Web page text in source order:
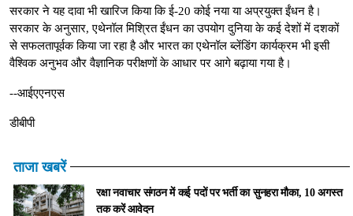
सरकार ने यह दावा भी खारिज किया कि ई-20 कोई नया या अप्रयुक्त ईंधन है।
सरकार के अनुसार, एथेनॉल मिश्रित ईंधन का उपयोग दुनिया के कई देशों में दशकों
से सफलतापूर्वक किया जा रहा है और भारत का एथेनॉल ब्लेंडिंग कार्यक्रम भी इसी
वैश्विक अनुभव और वैज्ञानिक परीक्षणों के आधार पर आगे बढ़ाया गया है।
--आईएएनएस
डीबीपी
ताजा खबरें
रक्षा नवाचार संगठन में कई पदों पर भर्ती का सुनहरा मौका, 10 अगस्त
तक करें आवेदन